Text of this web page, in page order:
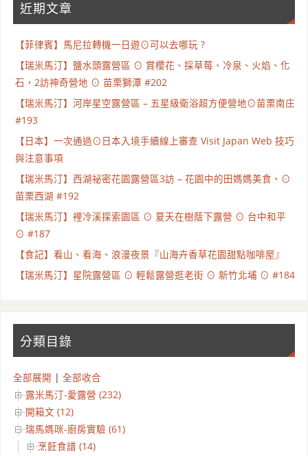
近期文章
【菲律賓】馬尼拉轉機一日遊⊙可以去哪玩 ?
【瑞米馬汀】鹽水頭露營區 ⊙ 賞櫻花、採草莓、冷泉、火焰、化
石，2訪神奇營地 ⊙ 苗栗獅潭 #202
【瑞米馬汀】河岸星空露營區 – 五星級衛浴超方便營地⊙苗栗南庄
#193
【日本】一次通過⊙日本入境手續線上審查 Visit Japan Web 技巧
與注意事項
【瑞米馬汀】西湖祕密花園露營區3訪 – 花園中的田媽媽美食、⊙
苗栗西湖 #192
【瑞米馬汀】裡冷溪探索園區 ⊙ 夏天在樹蔭下露營 ⊙ 台中和平
⊙ #187
【食記】看山、看海、浪漫夜景『山海卉香草花園甜點咖啡屋』
【瑞米馬汀】星院露營區 ⊙ 輕鬆露營逛老街 ⊙ 新竹北埔 ⊙ #184
分類目錄
全部展開 | 全部收合
露米馬汀-愛露營 (232)
開箱文 (12)
瑞馬媽咪-廚房實驗 (61)
烹飪食譜 (14)